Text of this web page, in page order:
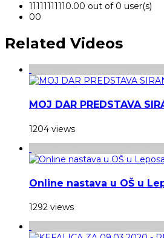
11111111110.00 out of 0 user(s)
00
Related Videos
MOJ DAR PREDSTAVA
1204 views
Online nastava u OŠ u
1292 views